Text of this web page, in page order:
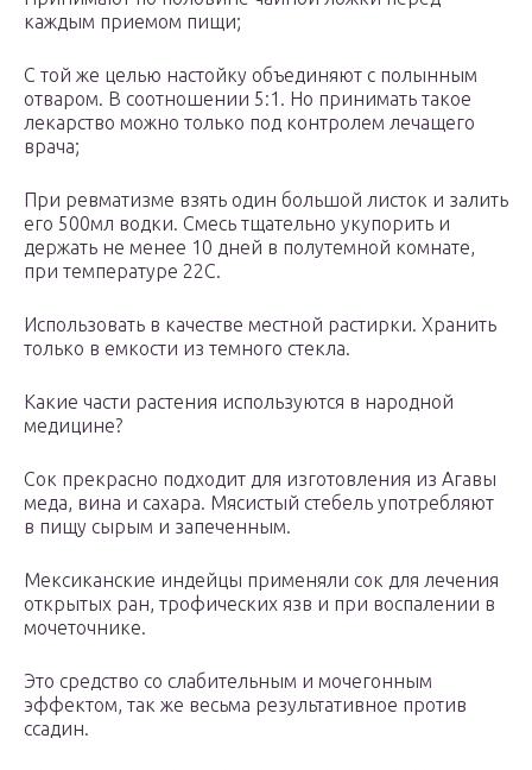
каждым приемом пищи;
С той же целью настойку объединяют с полынным
отваром. В соотношении 5:1. Но принимать такое
лекарство можно только под контролем лечащего
врача;
При ревматизме взять один большой листок и залить
его 500мл водки. Смесь тщательно укупорить и
держать не менее 10 дней в полутемной комнате,
при температуре 22С.
Использовать в качестве местной растирки. Хранить
только в емкости из темного стекла.
Какие части растения используются в народной
медицине?
Сок прекрасно подходит для изготовления из Агавы
меда, вина и сахара. Мясистый стебель употребляют
в пищу сырым и запеченным.
Мексиканские индейцы применяли сок для лечения
открытых ран, трофических язв и при воспалении в
мочеточнике.
Это средство со слабительным и мочегонным
эффектом, так же весьма результативное против
ссадин.